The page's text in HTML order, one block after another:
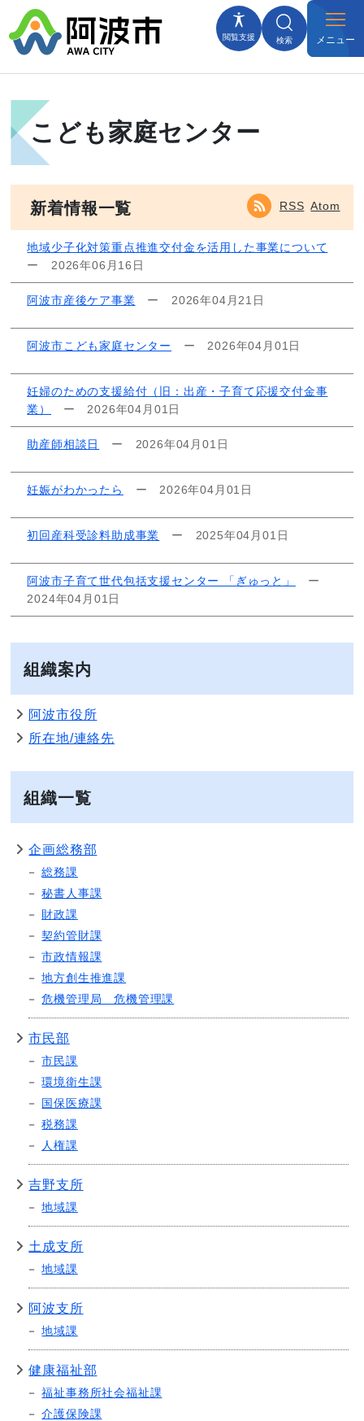
閲覧支援 検索 メニュー
こども家庭センター
RSS Atom
新着情報一覧
地域少子化対策重点推進交付金を活用した事業について
ー 2026年06月16日
阿波市産後ケア事業 ー 2026年04月21日
阿波市こども家庭センター ー 2026年04月01日
妊婦のための支援給付（旧：出産・子育て応援交付金事
業）
ー 2026年04月01日
助産師相談日 ー 2026年04月01日
妊娠がわかったら ー 2026年04月01日
初回産科受診料助成事業 ー 2025年04月01日
阿波市子育て世代包括支援センター 「ぎゅっと」
ー
2024年04月01日
組織案内
阿波市役所
所在地/連絡先
組織一覧
企画総務部
総務課
秘書人事課
財政課
契約管財課
市政情報課
地方創生推進課
危機管理局 危機管理課
市民部
市民課
環境衛生課
国保医療課
税務課
人権課
吉野支所
地域課
土成支所
地域課
阿波支所
地域課
健康福祉部
福祉事務所社会福祉課
介護保険課